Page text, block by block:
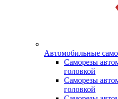
Автомобильные
Саморезы
головкой
Саморезы
головкой